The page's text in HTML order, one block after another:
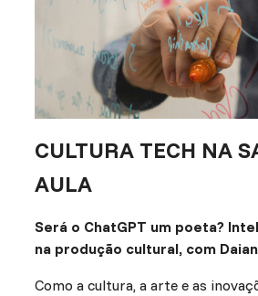
CULTURA TECH NA
AULA
Será o ChatGPT um poeta?
na produção cultural, com
Como a cultura, a arte e as